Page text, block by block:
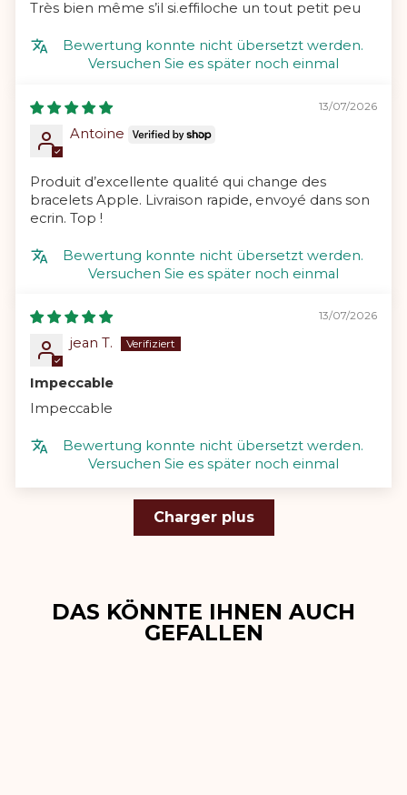
Très bien même s’il si.effiloche un tout petit peu
Bewertung konnte nicht übersetzt werden.
Versuchen Sie es später noch einmal
13/07/2026
Antoine
Produit d’excellente qualité qui change des
bracelets Apple. Livraison rapide, envoyé dans son
ecrin. Top !
Bewertung konnte nicht übersetzt werden.
Versuchen Sie es später noch einmal
13/07/2026
jean T.
Impeccable
Impeccable
Bewertung konnte nicht übersetzt werden.
Versuchen Sie es später noch einmal
Charger plus
DAS KÖNNTE IHNEN AUCH
GEFALLEN